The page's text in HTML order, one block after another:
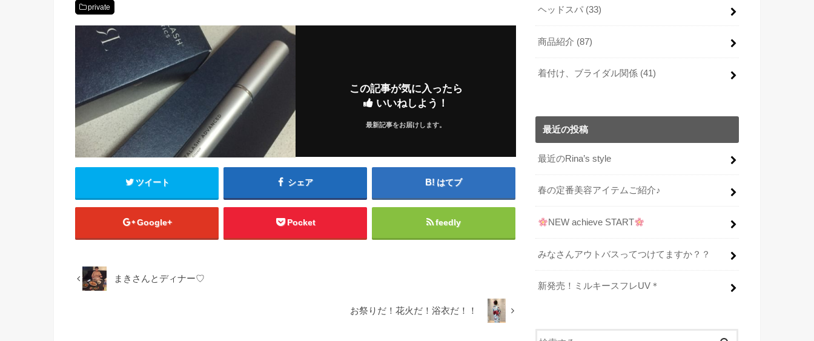
private
この記事が気に入ったら
いいねしよう！
最新記事をお届けします。
ツイート シェア はてブ
Google+ Pocket feedly
まきさんとディナー♡
お祭りだ！花火だ！浴衣だ！！
ヘッドスパ (33)
商品紹介 (87)
着付け、ブライダル関係 (41)
最近の投稿
最近のRina’s style
春の定番美容アイテムご紹介♪
NEW achieve START
みなさんアウトバスってつけてますか？？
新発売！ミルキースフレUV＊